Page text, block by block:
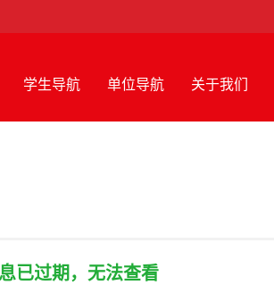
学生导航 单位导航 关于我们
已过期，无法查看